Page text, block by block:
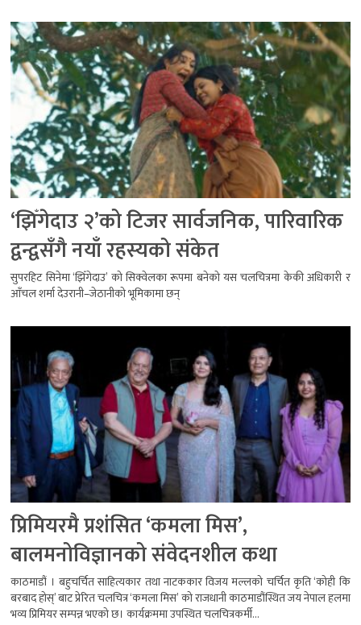
‘झिँगेदाउ २’को टिजर सार्वजनिक, पारिवारिक
द्वन्द्वसँगै नयाँ रहस्यको संकेत
सुपरहिट सिनेमा ‘झिँगेदाउ’ को सिक्वेलका रूपमा बनेको यस चलचित्रमा केकी अधिकारी र
आँचल शर्मा देउरानी–जेठानीको भूमिकामा छन्
प्रिमियरमै प्रशंसित ‘कमला मिस’,
बालमनोविज्ञानको संवेदनशील कथा
काठमाडौं । बहुचर्चित साहित्यकार तथा नाटककार विजय मल्लको चर्चित कृति ‘कोही कि
बरबाद होस्’ बाट प्रेरित चलचित्र ‘कमला मिस’ को राजधानी काठमाडौंस्थित जय नेपाल हलमा
भव्य प्रिमियर सम्पन्न भएको छ। कार्यक्रममा उपस्थित चलचित्रकर्मी...